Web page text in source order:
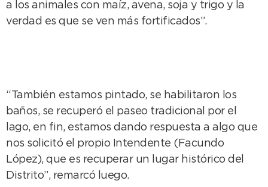
a los animales con maíz, avena, soja y trigo y la
verdad es que se ven más fortificados”.
“También estamos pintado, se habilitaron los
baños, se recuperó el paseo tradicional por el
lago, en fin, estamos dando respuesta a algo que
nos solicitó el propio Intendente (Facundo
López), que es recuperar un lugar histórico del
Distrito”, remarcó luego.